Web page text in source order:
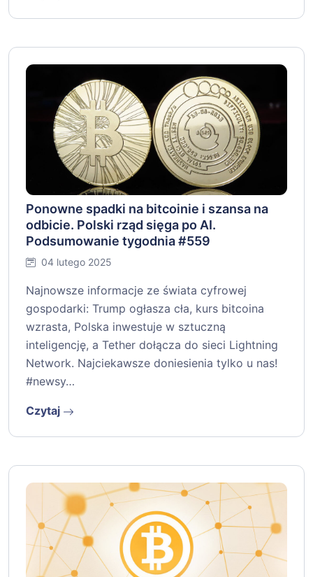
Ponowne spadki na bitcoinie i szansa na
odbicie. Polski rząd sięga po AI.
Podsumowanie tygodnia #559
04 lutego 2025
Najnowsze informacje ze świata cyfrowej
gospodarki: Trump ogłasza cła, kurs bitcoina
wzrasta, Polska inwestuje w sztuczną
inteligencję, a Tether dołącza do sieci Lightning
Network. Najciekawsze doniesienia tylko u nas!
#newsy…
Czytaj